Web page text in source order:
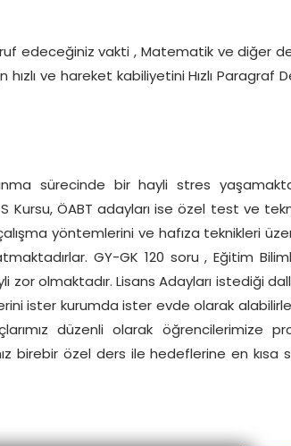
edeceğiniz vakti , Matematik ve diğer
ve hareket kabiliyetini Hızlı Paragraf
sürecinde bir hayli stres
Kursu, ÖABT adayları ise özel test ve
yöntemlerini ve hafıza teknikleri
GY-GK 120 soru , Eğitim
zor olmaktadır. Lisans Adayları istediği
ister kurumda ister evde olarak
düzenli olarak öğrencilerimize
birebir özel ders ile hedeflerine en kısa